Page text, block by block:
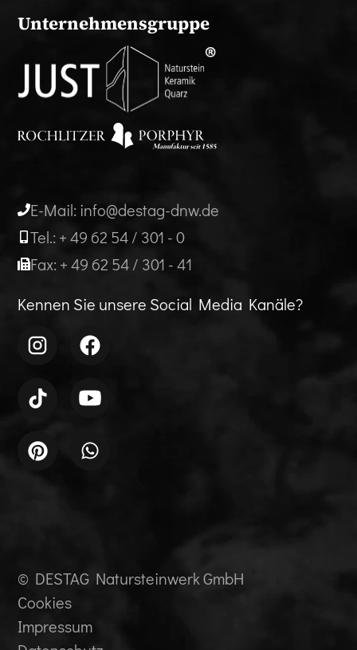
Unternehmensgruppe
E-Mail: info@destag-dnw.de
Tel.: + 49 62 54 / 301 - 0
Fax: + 49 62 54 / 301 - 41
Kennen Sie unsere Social Media Kanäle?
© DESTAG Natursteinwerk GmbH
Cookies
Impressum